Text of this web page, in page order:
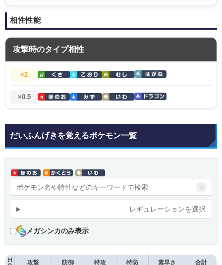
相性性能
攻撃時のタイプ相性
×2
×0.5
だいふんげきを覚えるポケモン一覧
×
レギュレーションを選択
メガシンカのみ表示
H
攻撃 防御 特攻 特防 素早さ 合計